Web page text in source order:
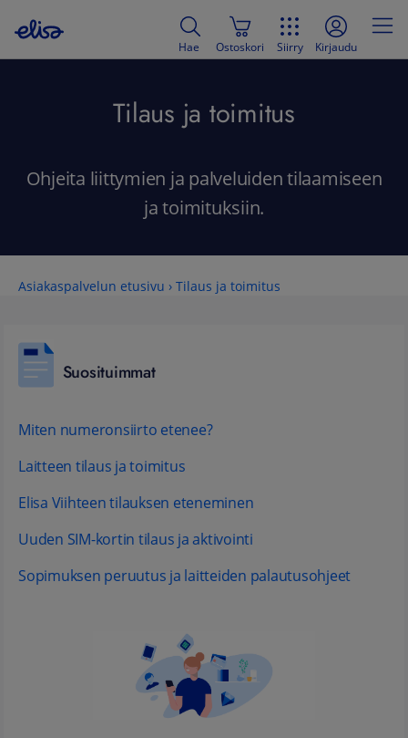
Hae Ostoskori Siirry Kirjaudu
Tilaus ja toimitus
Ohjeita liittymien ja palveluiden tilaamiseen
ja toimituksiin.
Asiakaspalvelun etusivu › Tilaus ja toimitus
Suosituimmat
Miten numeronsiirto etenee?
Laitteen tilaus ja toimitus
Elisa Viihteen tilauksen eteneminen
Uuden SIM-kortin tilaus ja aktivointi
Sopimuksen peruutus ja laitteiden palautusohjeet